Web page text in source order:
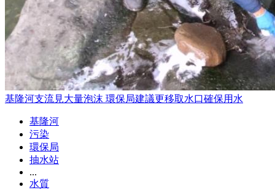
基隆河支流見大量泡沫 環保局建議更移取水口確保用水
基隆河
污染
環保局
抽水站
...
水質